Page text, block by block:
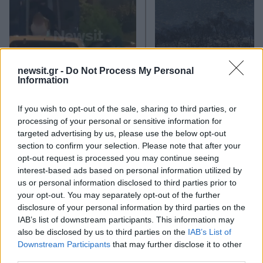
newsit.gr - Do Not Process My Personal
Information
If you wish to opt-out of the sale, sharing to third parties, or
processing of your personal or sensitive information for
targeted advertising by us, please use the below opt-out
section to confirm your selection. Please note that after your
opt-out request is processed you may continue seeing
interest-based ads based on personal information utilized by
us or personal information disclosed to third parties prior to
your opt-out. You may separately opt-out of the further
disclosure of your personal information by third parties on the
IAB’s list of downstream participants. This information may
also be disclosed by us to third parties on the IAB’s List of
Downstream Participants that may further disclose it to other
Σχόλια
Σχολίασε εδώ
έφτασε από τη Βρετανία –
Η μεταγωγή στην Ελλάδα
και τα στοιχεία που την
εμπλέκουν
ο ιδιοκτήτης του
πάρκου για τη φωτιά
Πόρτο Γερμενό και
Ξηρονομή